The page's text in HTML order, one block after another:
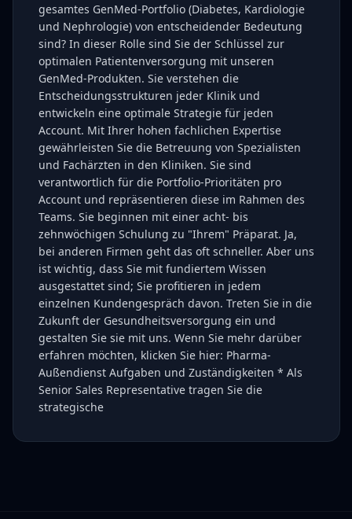
gesamtes GenMed-Portfolio (Diabetes, Kardiologie
und Nephrologie) von entscheidender Bedeutung
sind? In dieser Rolle sind Sie der Schlüssel zur
optimalen Patientenversorgung mit unseren
GenMed-Produkten. Sie verstehen die
Entscheidungsstrukturen jeder Klinik und
entwickeln eine optimale Strategie für jeden
Account. Mit Ihrer hohen fachlichen Expertise
gewährleisten Sie die Betreuung von Spezialisten
und Fachärzten in den Kliniken. Sie sind
verantwortlich für die Portfolio-Prioritäten pro
Account und repräsentieren diese im Rahmen des
Teams. Sie beginnen mit einer acht- bis
zehnwöchigen Schulung zu "Ihrem" Präparat. Ja,
bei anderen Firmen geht das oft schneller. Aber uns
ist wichtig, dass Sie mit fundiertem Wissen
ausgestattet sind; Sie profitieren in jedem
einzelnen Kundengespräch davon. Treten Sie in die
Zukunft der Gesundheitsversorgung ein und
gestalten Sie sie mit uns. Wenn Sie mehr darüber
erfahren möchten, klicken Sie hier: Pharma-
Außendienst Aufgaben und Zuständigkeiten * Als
Senior Sales Representative tragen Sie die
strategische